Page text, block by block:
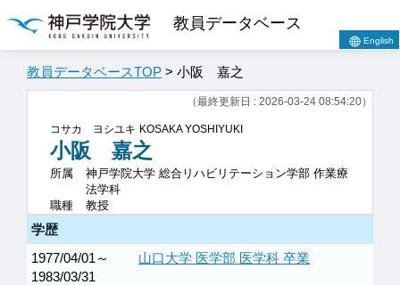
教員データベース
English
教員データベースTOP > 小阪 嘉之
（最終更新日 : 2026-03-24 08:54:20）
コサカ ヨシユキ KOSAKA YOSHIYUKI
小阪 嘉之
所属
神戸学院大学 総合リハビリテーション学部 作業療
法学科
職種
教授
学歴
1977/04/01～
1983/03/31
山口大学 医学部 医学科 卒業